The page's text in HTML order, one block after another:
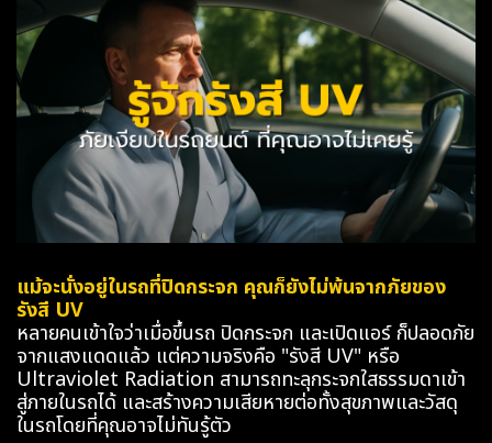
แม้จะนั่งอยู่ในรถที่ปิดกระจก คุณก็ยังไม่พ้นจากภัยของ
รังสี UV
หลายคนเข้าใจว่าเมื่อขึ้นรถ ปิดกระจก และเปิดแอร์ ก็ปลอดภัย
จากแสงแดดแล้ว แต่ความจริงคือ "รังสี UV" หรือ
Ultraviolet Radiation สามารถทะลุกระจกใสธรรมดาเข้า
สู่ภายในรถได้ และสร้างความเสียหายต่อทั้งสุขภาพและวัสดุ
ในรถโดยที่คุณอาจไม่ทันรู้ตัว